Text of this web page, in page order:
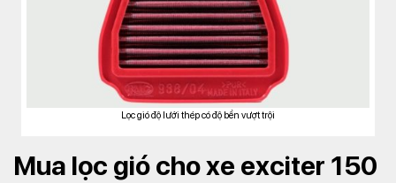
Lọc gió độ lưới thép có độ bền vượt trội
Mua lọc gió cho xe exciter 150